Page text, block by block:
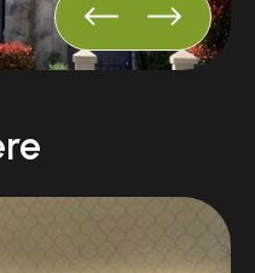
a ricaricare le batterie
Vandea e prenota il
TEMPS ®, la graziosa e